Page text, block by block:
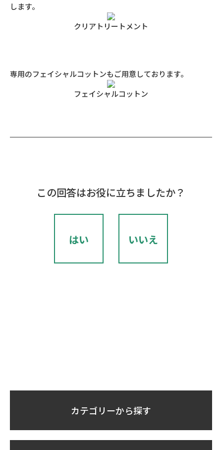
します。
クリアトリートメント
専用のフェイシャルコットンもご用意しております。
フェイシャルコットン
この回答はお役に立ちましたか？
はい いいえ
カテゴリーから探す